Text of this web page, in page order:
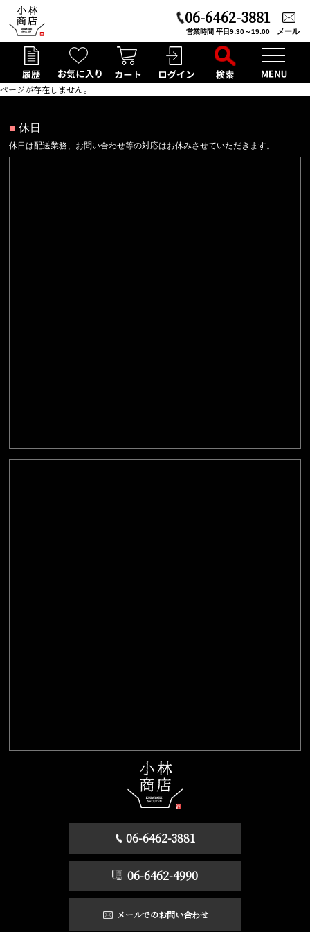
メール
06-6462-3881
営業時間 平日9:30～19:00
ページが存在しません。
■ 休日
休日は配送業務、お問い合わせ等の対応はお休みさせていただきます。
06-6462-3881
06-6462-4990
メールでのお問い合わせ